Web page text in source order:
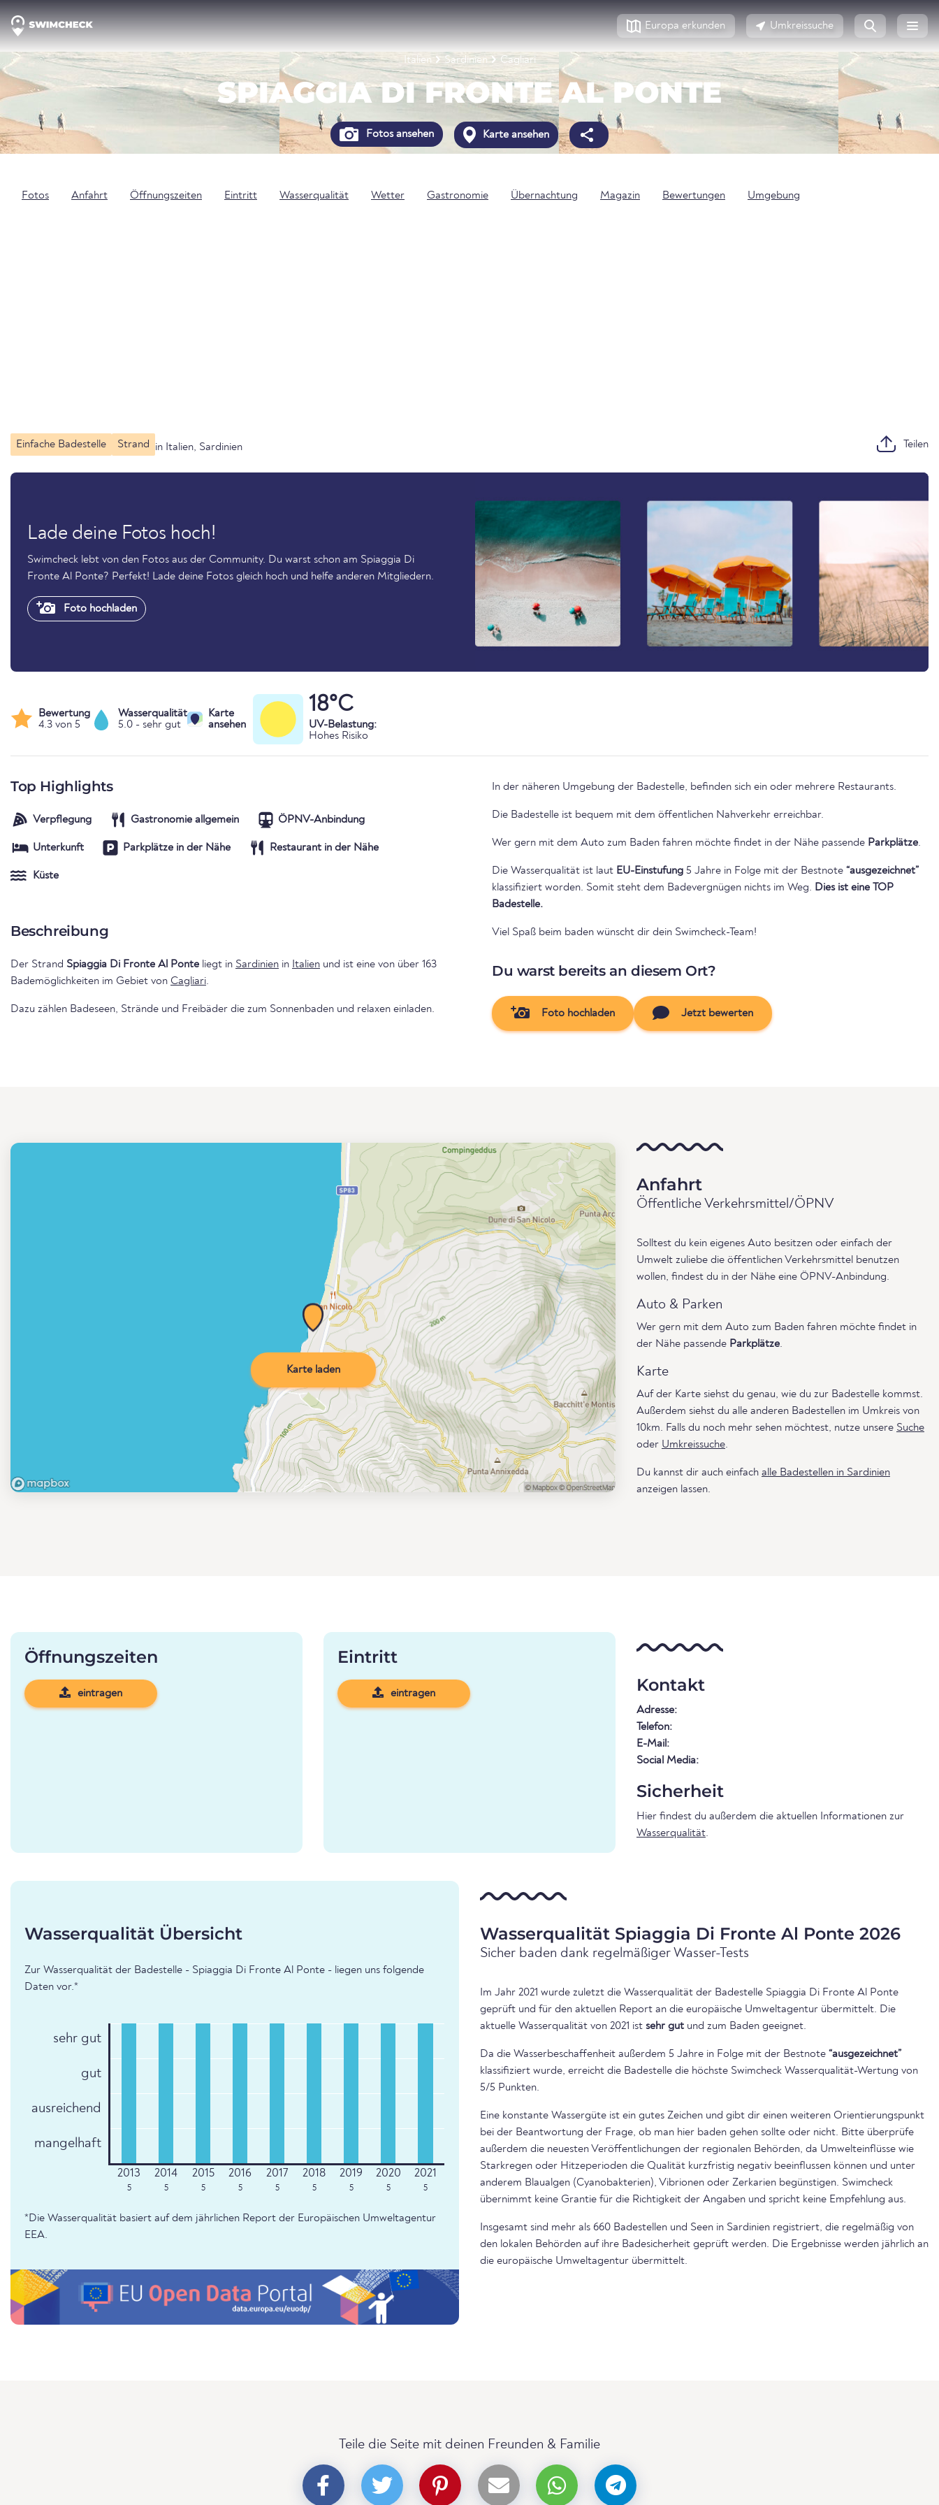
Europa erkunden Umkreissuche
Italien Sardinien Cagliari
SPIAGGIA DI FRONTE AL PONTE
Fotos ansehen Karte ansehen
Fotos Anfahrt Öffnungszeiten Eintritt Wasserqualität Wetter Gastronomie Übernachtung Magazin Bewertungen Umgebung
Einfache Badestelle Strand in Italien, Sardinien Teilen
Lade deine Fotos hoch!
Swimcheck lebt von den Fotos aus der Community. Du warst schon am Spiaggia Di
Fronte Al Ponte? Perfekt! Lade deine Fotos gleich hoch und helfe anderen Mitgliedern.
Foto hochladen
Bewertung
4.3 von 5
Wasserqualität
5.0 - sehr gut
Karte
ansehen
18°C
UV-Belastung:
Hohes Risiko
Top Highlights
Verpflegung Gastronomie allgemein ÖPNV-Anbindung
Unterkunft Parkplätze in der Nähe Restaurant in der Nähe
Küste
Beschreibung
Der Strand Spiaggia Di Fronte Al Ponte liegt in Sardinien in Italien und ist eine von über 163
Bademöglichkeiten im Gebiet von Cagliari.
Dazu zählen Badeseen, Strände und Freibäder die zum Sonnenbaden und relaxen einladen.
In der näheren Umgebung der Badestelle, befinden sich ein oder mehrere Restaurants.
Die Badestelle ist bequem mit dem öffentlichen Nahverkehr erreichbar.
Wer gern mit dem Auto zum Baden fahren möchte findet in der Nähe passende Parkplätze.
Die Wasserqualität ist laut EU-Einstufung 5 Jahre in Folge mit der Bestnote “ausgezeichnet”
klassifiziert worden. Somit steht dem Badevergnügen nichts im Weg. Dies ist eine TOP
Badestelle.
Viel Spaß beim baden wünscht dir dein Swimcheck-Team!
Du warst bereits an diesem Ort?
Foto hochladen Jetzt bewerten
Karte laden
Anfahrt
Öffentliche Verkehrsmittel/ÖPNV
Solltest du kein eigenes Auto besitzen oder einfach der
Umwelt zuliebe die öffentlichen Verkehrsmittel benutzen
wollen, findest du in der Nähe eine ÖPNV-Anbindung.
Auto & Parken
Wer gern mit dem Auto zum Baden fahren möchte findet in
der Nähe passende Parkplätze.
Karte
Auf der Karte siehst du genau, wie du zur Badestelle kommst.
Außerdem siehst du alle anderen Badestellen im Umkreis von
10km. Falls du noch mehr sehen möchtest, nutze unsere Suche
oder Umkreissuche.
Du kannst dir auch einfach alle Badestellen in Sardinien
anzeigen lassen.
Öffnungszeiten
eintragen
Eintritt
eintragen Kontakt
Adresse:
Telefon:
E-Mail:
Social Media:
Sicherheit
Hier findest du außerdem die aktuellen Informationen zur
Wasserqualität.
Wasserqualität Übersicht
Zur Wasserqualität der Badestelle - Spiaggia Di Fronte Al Ponte - liegen uns folgende
Daten vor.*
sehr gut
gut
ausreichend
mangelhaft
5 5 5 5 5 5 5 5 5
*Die Wasserqualität basiert auf dem jährlichen Report der Europäischen Umweltagentur
EEA.
Wasserqualität Spiaggia Di Fronte Al Ponte 2026
Sicher baden dank regelmäßiger Wasser-Tests
Im Jahr 2021 wurde zuletzt die Wasserqualität der Badestelle Spiaggia Di Fronte Al Ponte
geprüft und für den aktuellen Report an die europäische Umweltagentur übermittelt. Die
aktuelle Wasserqualität von 2021 ist sehr gut und zum Baden geeignet.
Da die Wasserbeschaffenheit außerdem 5 Jahre in Folge mit der Bestnote “ausgezeichnet”
klassifiziert wurde, erreicht die Badestelle die höchste Swimcheck Wasserqualität-Wertung von
5/5 Punkten.
Eine konstante Wassergüte ist ein gutes Zeichen und gibt dir einen weiteren Orientierungspunkt
bei der Beantwortung der Frage, ob man hier baden gehen sollte oder nicht. Bitte überprüfe
außerdem die neuesten Veröffentlichungen der regionalen Behörden, da Umwelteinflüsse wie
Starkregen oder Hitzeperioden die Qualität kurzfristig negativ beeinflussen können und unter
anderem Blaualgen (Cyanobakterien), Vibrionen oder Zerkarien begünstigen. Swimcheck
übernimmt keine Grantie für die Richtigkeit der Angaben und spricht keine Empfehlung aus.
Insgesamt sind mehr als 660 Badestellen und Seen in Sardinien registriert, die regelmäßig von
den lokalen Behörden auf ihre Badesicherheit geprüft werden. Die Ergebnisse werden jährlich an
die europäische Umweltagentur übermittelt.
Teile die Seite mit deinen Freunden & Familie